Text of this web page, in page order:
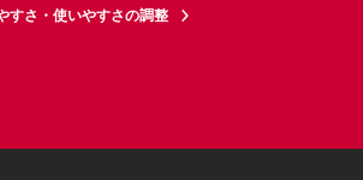
すさ・使いやすさの調整